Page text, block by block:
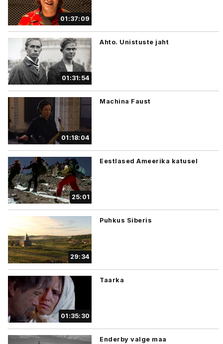
01:37:09
01:31:54
Ahto. Unistuste jaht
01:18:04
Machina Faust
25:01
Eestlased Ameerika katusel
29:34
Puhkus Siberis
01:35:30
Taarka
Enderby valge maa